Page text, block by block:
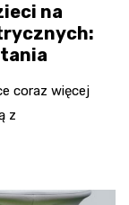
na
coraz więcej
z